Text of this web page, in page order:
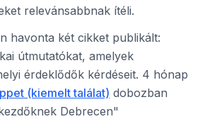
relevánsabbnak ítéli.
havonta két cikket publikált:
útmutatókat, amelyek
érdeklődők kérdéseit. 4 hónap
(kiemelt találat) dobozban
Debrecen"